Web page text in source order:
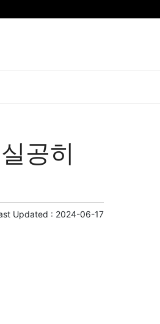
공히
Updated : 2024-06-17